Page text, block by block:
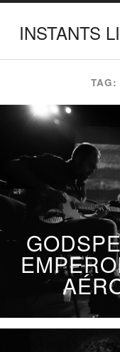
INSTANTS